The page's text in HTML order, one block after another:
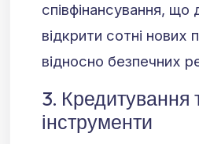
співфінансування, що
відкрити сотні нових
відносно безпечних
3. Кредитування
інструменти